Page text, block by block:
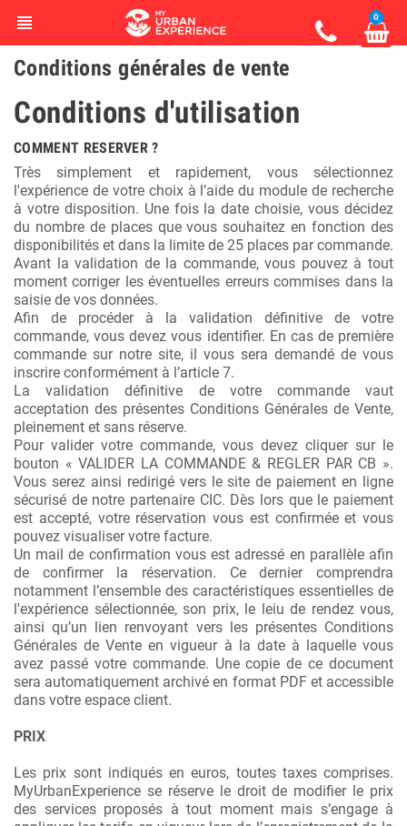
view_headline 0
Conditions générales de vente
Conditions d'utilisation
COMMENT RESERVER ?
Très simplement et rapidement, vous sélectionnez
l'expérience de votre choix à l’aide du module de recherche
à votre disposition. Une fois la date choisie, vous décidez
du nombre de places que vous souhaitez en fonction des
disponibilités et dans la limite de 25 places par commande.
Avant la validation de la commande, vous pouvez à tout
moment corriger les éventuelles erreurs commises dans la
saisie de vos données.
Afin de procéder à la validation définitive de votre
commande, vous devez vous identifier. En cas de première
commande sur notre site, il vous sera demandé de vous
inscrire conformément à l’article 7.
La validation définitive de votre commande vaut
acceptation des présentes Conditions Générales de Vente,
pleinement et sans réserve.
Pour valider votre commande, vous devez cliquer sur le
bouton « VALIDER LA COMMANDE & REGLER PAR CB ».
Vous serez ainsi redirigé vers le site de paiement en ligne
sécurisé de notre partenaire CIC. Dès lors que le paiement
est accepté, votre réservation vous est confirmée et vous
pouvez visualiser votre facture.
Un mail de confirmation vous est adressé en parallèle afin
de confirmer la réservation. Ce dernier comprendra
notamment l’ensemble des caractéristiques essentielles de
l'expérience sélectionnée, son prix, le leiu de rendez vous,
ainsi qu’un lien renvoyant vers les présentes Conditions
Générales de Vente en vigueur à la date à laquelle vous
avez passé votre commande. Une copie de ce document
sera automatiquement archivé en format PDF et accessible
dans votre espace client.
PRIX
Les prix sont indiqués en euros, toutes taxes comprises.
MyUrbanExperience se réserve le droit de modifier le prix
des services proposés à tout moment mais s’engage à